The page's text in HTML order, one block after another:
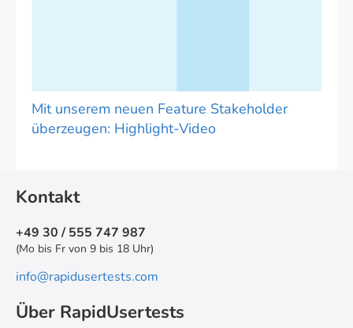
Mit unserem neuen Feature Stakeholder
überzeugen: Highlight-Video
Kontakt
+49 30 / 555 747 987
(Mo bis Fr von 9 bis 18 Uhr)
info@rapidusertests.com
Über RapidUsertests